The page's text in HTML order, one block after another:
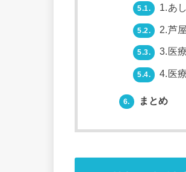
5.1. 1.あ
5.2. 2.芦
5.3. 3.医
5.4. 4.医
6. まとめ